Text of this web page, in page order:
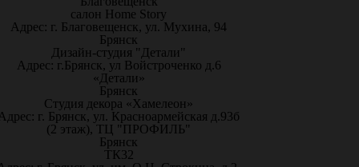
салон Home Story
Адрес: г. Благовещенск, ул. Мухина, 94
Брянск
Дизайн-студия "Детали"
Адрес: г.Брянск, ул Войстроченко д.6
«Детали»
Брянск
Студия декора «Хамелеон»
г. Брянск, ул. Красноармейская д.93б
(2 этаж), ТЦ "ПРОФИЛЬ"
Брянск
ТК32